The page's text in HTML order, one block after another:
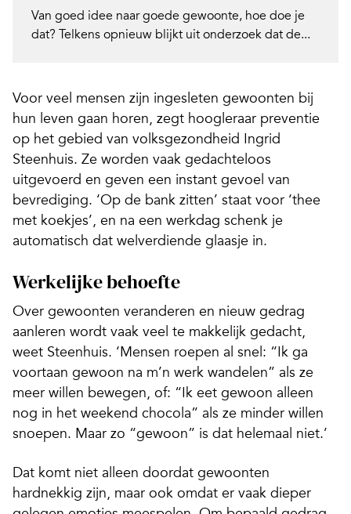
Van goed idee naar goede gewoonte, hoe doe je
dat? Telkens opnieuw blijkt uit onderzoek dat de...
Voor veel mensen zijn ingesleten gewoonten bij
hun leven gaan horen, zegt hoogleraar preventie
op het gebied van volksgezondheid Ingrid
Steenhuis. Ze worden vaak gedachteloos
uitgevoerd en geven een instant gevoel van
bevrediging. ‘Op de bank zitten’ staat voor ‘thee
met koekjes’, en na een werkdag schenk je
automatisch dat welverdiende glaasje in.
Werkelijke behoefte
Over gewoonten veranderen en nieuw gedrag
aanleren wordt vaak veel te makkelijk gedacht,
weet Steenhuis. ‘Mensen roepen al snel: “Ik ga
voortaan gewoon na m’n werk wandelen” als ze
meer willen bewegen, of: “Ik eet gewoon alleen
nog in het weekend chocola” als ze minder willen
snoepen. Maar zo “gewoon” is dat helemaal niet.’
Dat komt niet alleen doordat gewoonten
hardnekkig zijn, maar ook omdat er vaak dieper